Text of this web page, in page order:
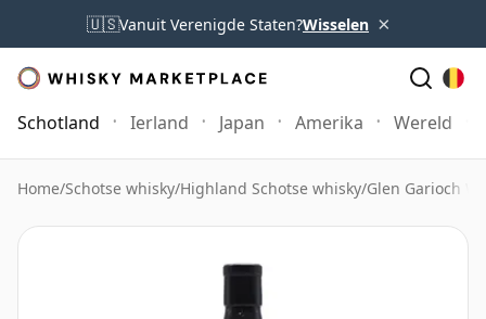
🇺🇸Vanuit Verenigde Staten?Wisselen ×
Schotland Ierland Japan Amerika Wereld
Home/Schotse whisky/Highland Schotse whisky/Glen Garioch